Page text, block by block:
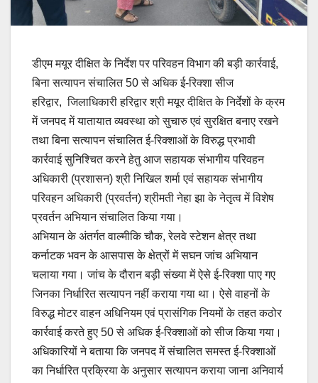
डीएम मयूर दीक्षित के निर्देश पर परिवहन विभाग की बड़ी कार्रवाई,
बिना सत्यापन संचालित 50 से अधिक ई-रिक्शा सीज
हरिद्वार, जिलाधिकारी हरिद्वार श्री मयूर दीक्षित के निर्देशों के क्रम
में जनपद में यातायात व्यवस्था को सुचारु एवं सुरक्षित बनाए रखने
तथा बिना सत्यापन संचालित ई-रिक्शाओं के विरुद्ध प्रभावी
कार्रवाई सुनिश्चित करने हेतु आज सहायक संभागीय परिवहन
अधिकारी (प्रशासन) श्री निखिल शर्मा एवं सहायक संभागीय
परिवहन अधिकारी (प्रवर्तन) श्रीमती नेहा झा के नेतृत्व में विशेष
प्रवर्तन अभियान संचालित किया गया।
अभियान के अंतर्गत वाल्मीकि चौक, रेलवे स्टेशन क्षेत्र तथा
कर्नाटक भवन के आसपास के क्षेत्रों में सघन जांच अभियान
चलाया गया। जांच के दौरान बड़ी संख्या में ऐसे ई-रिक्शा पाए गए
जिनका निर्धारित सत्यापन नहीं कराया गया था। ऐसे वाहनों के
विरुद्ध मोटर वाहन अधिनियम एवं प्रासंगिक नियमों के तहत कठोर
कार्रवाई करते हुए 50 से अधिक ई-रिक्शाओं को सीज किया गया।
अधिकारियों ने बताया कि जनपद में संचालित समस्त ई-रिक्शाओं
का निर्धारित प्रक्रिया के अनुसार सत्यापन कराया जाना अनिवार्य